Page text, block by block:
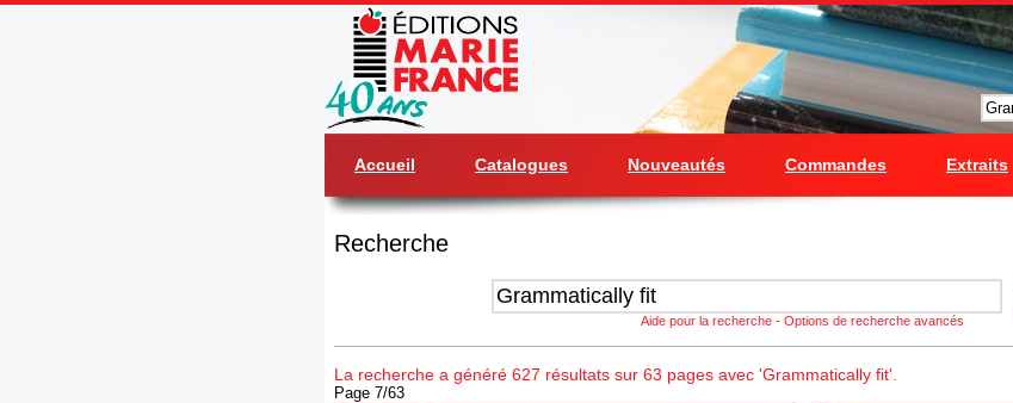
Accueil Catalogues Nouveautés Commandes Extraits
Recherche
Aide pour la recherche - Options de recherche avancés
La recherche a généré 627 résultats sur 63 pages avec 'Grammatically fit'.
Page 7/63